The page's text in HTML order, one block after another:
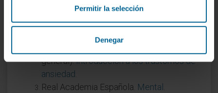
Permitir la selección
Denegar
MedlinePlus.Estrés. Biblioteca Nacional
de Medicina de EE. UU.
general).Introducción a los trastornos de
ansiedad
Real Academia Española. Mental